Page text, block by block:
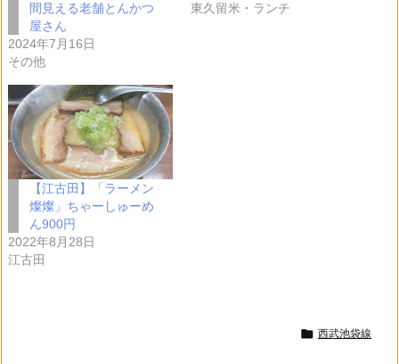
間見える老舗とんかつ
屋さん
2024年7月16日
その他
東久留米・ランチ
【江古田】「ラーメン
燦燦」ちゃーしゅーめ
ん900円
2022年8月28日
江古田
 西武池袋線